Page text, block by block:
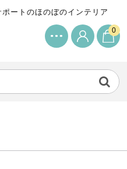
ートのほのぼのインテリア
0